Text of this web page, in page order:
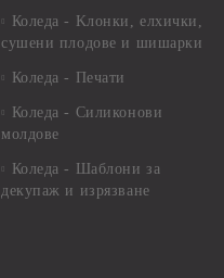
Коледа - Kлонки, елхички,
сушени плодове и шишарки
Коледа - Печати
Коледа - Силиконови
молдове
Коледа - Шаблони за
декупаж и изрязване